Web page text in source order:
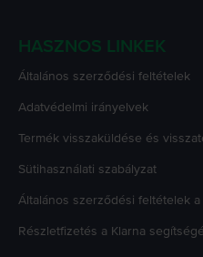
HASZNOS LINKEK
Általános szerződési feltételek
Adatvédelmi irányelvek
Termék visszaküldése és
Sütihasználati szabályzat
Általános szerződési feltételek
Részletfizetés a Klarna